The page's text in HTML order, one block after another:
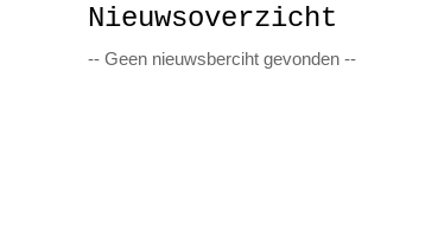
Nieuwsoverzicht
-- Geen nieuwsberciht gevonden --